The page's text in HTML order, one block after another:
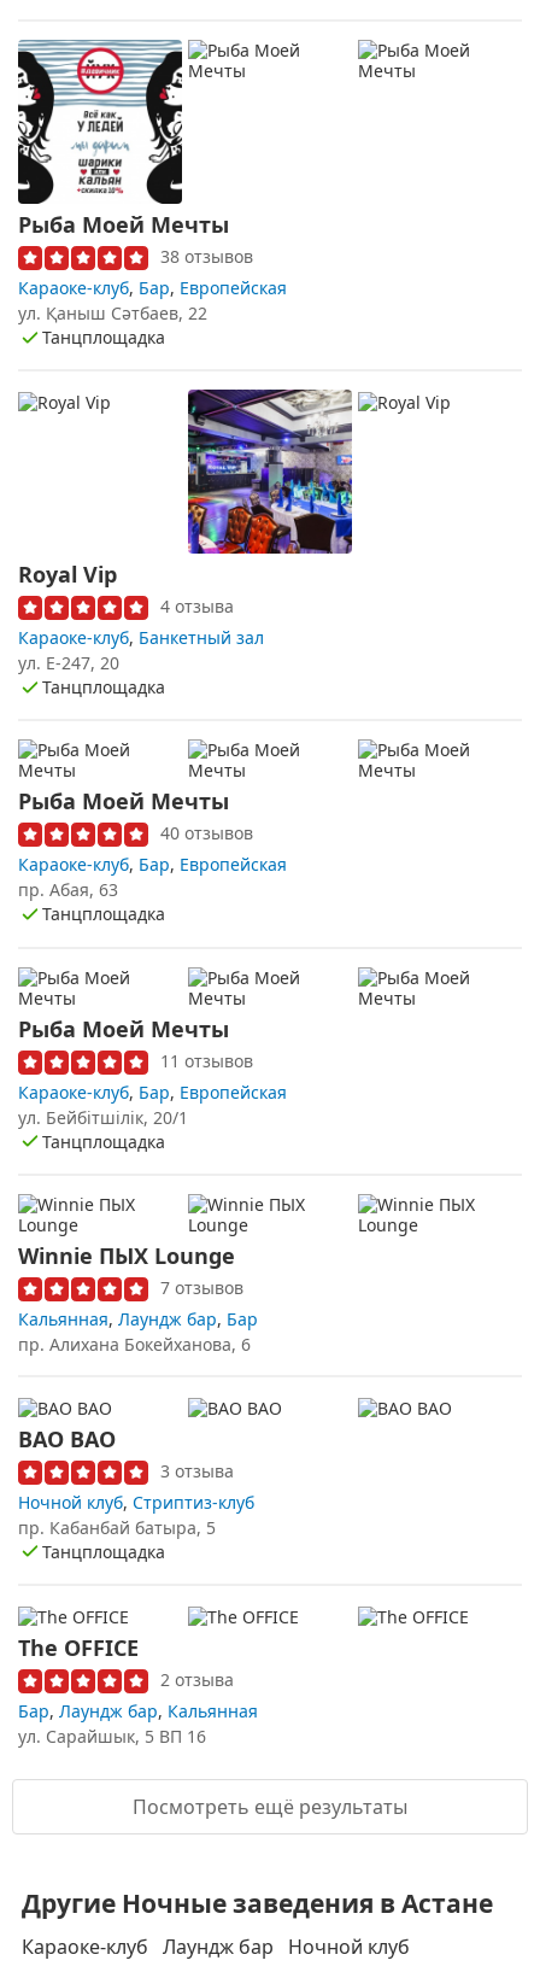
Рыба Моей Мечты
38 отзывов
Караоке-клуб, Бар, Европейская
ул. Қаныш Сәтбаев, 22
Танцплощадка
Royal Vip
4 отзыва
Караоке-клуб, Банкетный зал
ул. Е-247, 20
Танцплощадка
Рыба Моей Мечты
40 отзывов
Караоке-клуб, Бар, Европейская
пр. Абая, 63
Танцплощадка
Рыба Моей Мечты
11 отзывов
Караоке-клуб, Бар, Европейская
ул. Бейбітшілік, 20/1
Танцплощадка
Winnie ПЫХ Lounge
7 отзывов
Кальянная, Лаундж бар, Бар
пр. Алихана Бокейханова, 6
BAO BAO
3 отзыва
Ночной клуб, Стриптиз-клуб
пр. Кабанбай батыра, 5
Танцплощадка
The OFFICE
2 отзыва
Бар, Лаундж бар, Кальянная
ул. Сарайшык, 5 ВП 16
Посмотреть ещё результаты
Другие Ночные заведения в Астане
Караоке-клуб Лаундж бар
Ночной клуб